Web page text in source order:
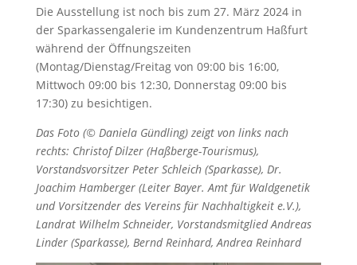
Die Ausstellung ist noch bis zum 27. März 2024 in
der Sparkassengalerie im Kundenzentrum Haßfurt
während der Öffnungszeiten
(Montag/Dienstag/Freitag von 09:00 bis 16:00,
Mittwoch 09:00 bis 12:30, Donnerstag 09:00 bis
17:30) zu besichtigen.
Das Foto (© Daniela Gündling) zeigt von links nach
rechts: Christof Dilzer (Haßberge-Tourismus),
Vorstandsvorsitzer Peter Schleich (Sparkasse), Dr.
Joachim Hamberger (Leiter Bayer. Amt für Waldgenetik
und Vorsitzender des Vereins für Nachhaltigkeit e.V.),
Landrat Wilhelm Schneider, Vorstandsmitglied Andreas
Linder (Sparkasse), Bernd Reinhard, Andrea Reinhard